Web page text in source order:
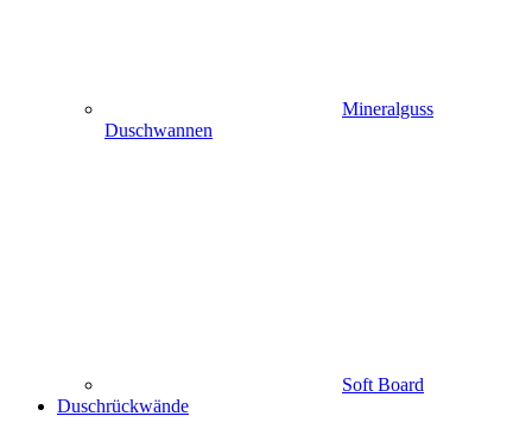
Mineralguss
Duschwannen
Soft Board
Duschrückwände